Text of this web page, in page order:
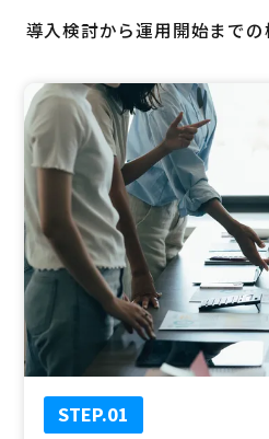
導入検討から運用開始までの
STEP.01